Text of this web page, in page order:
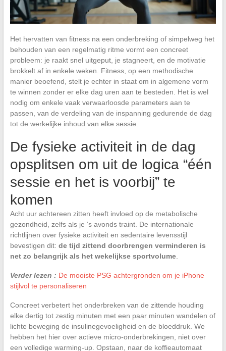
Het hervatten van fitness na een onderbreking of simpelweg het
behouden van een regelmatig ritme vormt een concreet
probleem: je raakt snel uitgeput, je stagneert, en de motivatie
brokkelt af in enkele weken. Fitness, op een methodische
manier beoefend, stelt je echter in staat om in algemene vorm
te winnen zonder er elke dag uren aan te besteden. Het is wel
nodig om enkele vaak verwaarloosde parameters aan te
passen, van de verdeling van de inspanning gedurende de dag
tot de werkelijke inhoud van elke sessie.
De fysieke activiteit in de dag
opsplitsen om uit de logica “één
sessie en het is voorbij” te
komen
Acht uur achtereen zitten heeft invloed op de metabolische
gezondheid, zelfs als je ‘s avonds traint. De internationale
richtlijnen over fysieke activiteit en sedentaire levensstijl
bevestigen dit: de tijd zittend doorbrengen verminderen is
net zo belangrijk als het wekelijkse sportvolume.
Verder lezen : De mooiste PSG achtergronden om je iPhone
stijlvol te personaliseren
Concreet verbetert het onderbreken van de zittende houding
elke dertig tot zestig minuten met een paar minuten wandelen of
lichte beweging de insulinegevoeligheid en de bloeddruk. We
hebben het hier over actieve micro-onderbrekingen, niet over
een volledige warming-up. Opstaan, naar de koffieautomaat